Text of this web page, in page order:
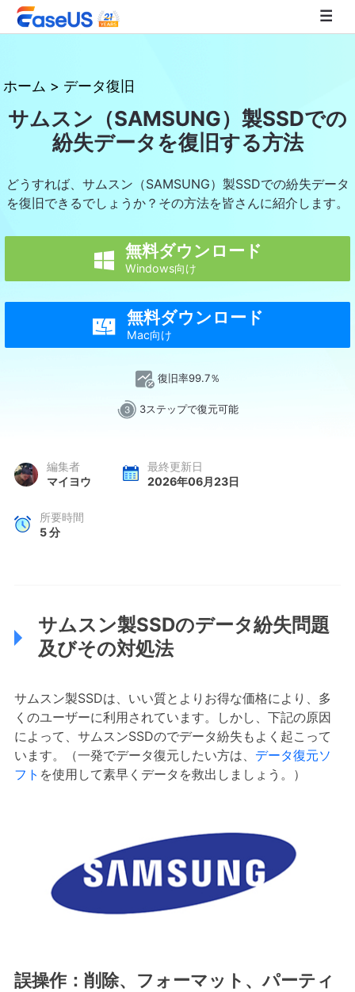
EaseUS
ホーム > データ復旧
サムスン（SAMSUNG）製SSDでの
紛失データを復旧する方法
どうすれば、サムスン（SAMSUNG）製SSDでの紛失データ
を復旧できるでしょうか？その方法を皆さんに紹介します。
 無料ダウンロード
Windows向け
 無料ダウンロード
Mac向け
復旧率99.7％
3ステップで復元可能
編集者
マイヨウ
最終更新日
2026年06月23日
所要時間
5分
サムスン製SSDのデータ紛失問題
及びその対処法
サムスン製SSDは、いい質とよりお得な価格により、多
くのユーザーに利用されています。しかし、下記の原因
によって、サムスンSSDのでデータ紛失もよく起こって
います。（一発でデータ復元したい方は、 データ復元ソ
フト を使用して素早くデータを救出しましょう。）
誤操作：削除、フォーマット、パーティ